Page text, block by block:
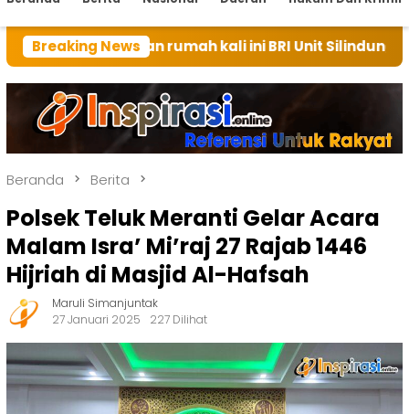
Breaking News
rumah kali ini BRI Unit Silindung Tarutung
Beranda Berita
Polsek Teluk Meranti Gelar Acara
Malam Isra’ Mi’raj 27 Rajab 1446
Hijriah di Masjid Al-Hafsah
Maruli Simanjuntak
27 Januari 2025
227 Dilihat